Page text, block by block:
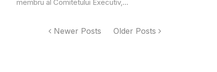
membru al Comitetului Executiv,...
Newer Posts Older Posts